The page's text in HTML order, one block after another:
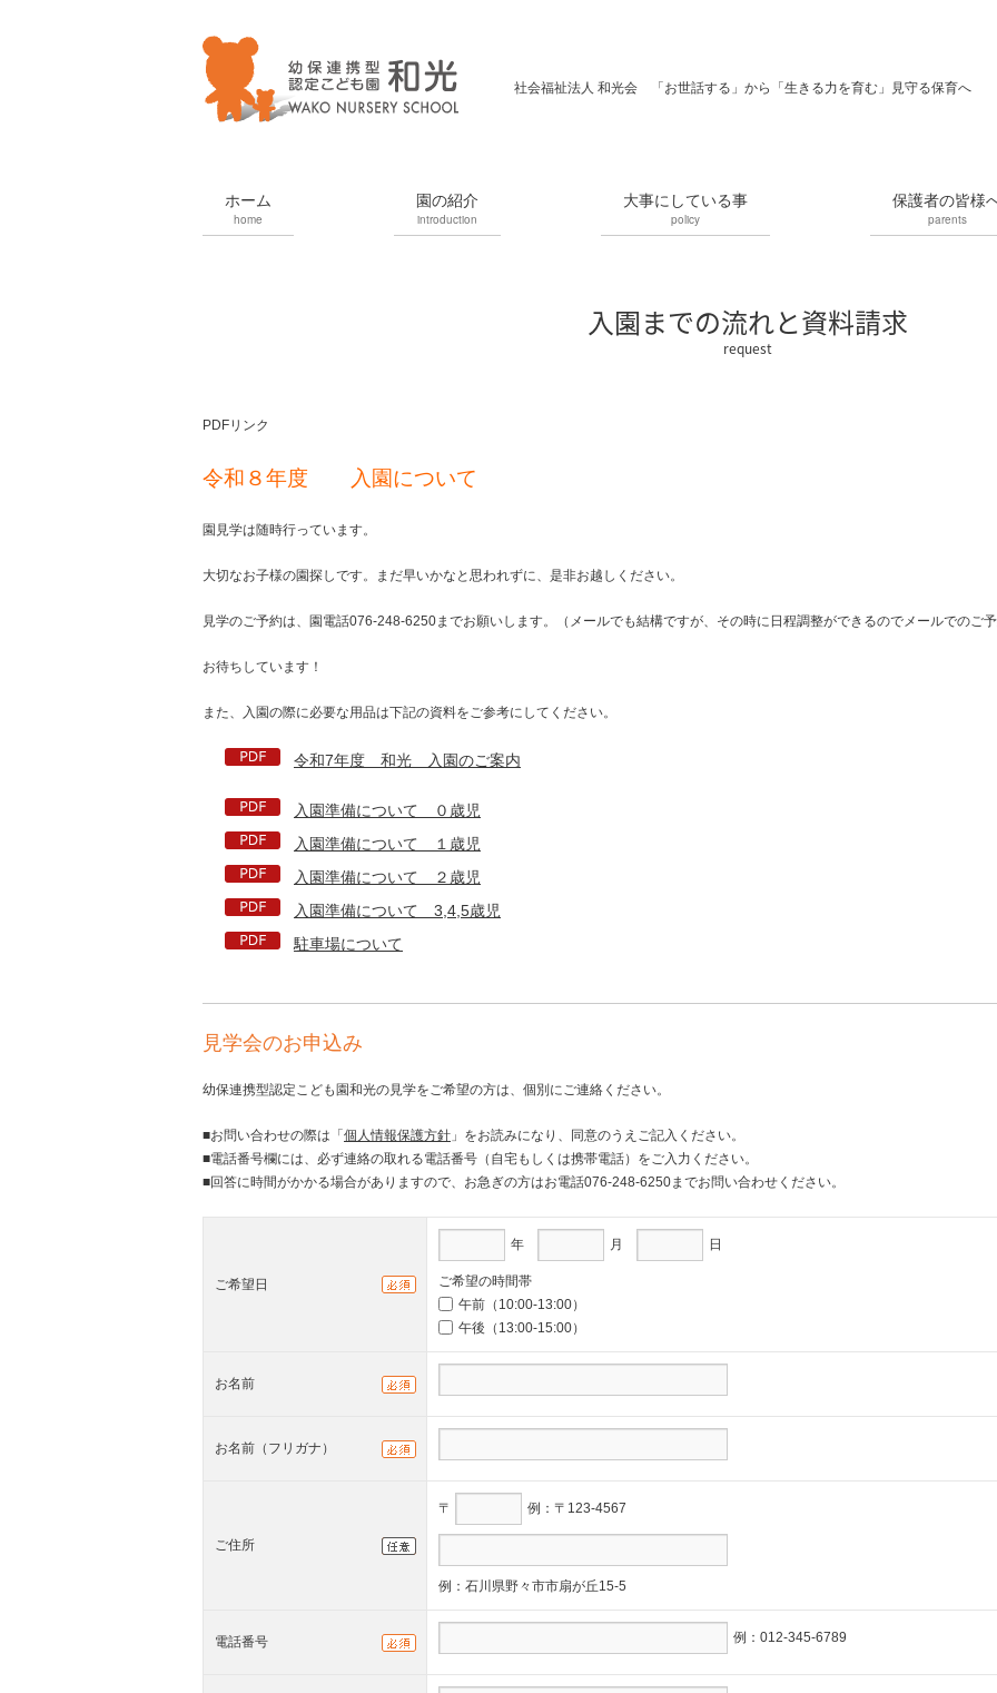
社会福祉法人 和光会 「お世話する」から「生きる力を育む」見守る保育へ
ホーム
home
園の紹介
introduction
大事にしている事
policy
保護者の皆様
parents
入園までの流れと資料請求
PDFリンク
令和８年度 入園について
園見学は随時行っています。
大切なお子様の園探しです。まだ早いかなと思われずに、是非お越しください。
見学のご予約は、園電話076-248-6250までお願いします。（メールでも結構ですが、その時に日程調整ができるのでメールでのご予
お待ちしています！
また、入園の際に必要な用品は下記の資料をご参考にしてください。
令和7年度 和光 入園のご案内
入園準備について ０歳児
入園準備について １歳児
入園準備について ２歳児
入園準備について 3,4,5歳児
駐車場について
見学会のお申込み
幼保連携型認定こども園和光の見学をご希望の方は、個別にご連絡ください。
■お問い合わせの際は「 個人情報保護方針 」をお読みになり、同意のうえご記入ください。
■電話番号欄には、必ず連絡の取れる電話番号（自宅もしくは携帯電話）をご入力ください。
■回答に時間がかかる場合がありますので、お急ぎの方はお電話076-248-6250までお問い合わせください。
ご希望日
年 月 日
ご希望の時間帯
午前（10:00-13:00）
午後（13:00-15:00）
お名前
お名前（フリガナ）
ご住所
〒 例：〒123-4567
例：石川県野々市市扇が丘15-5
電話番号 例：012-345-6789